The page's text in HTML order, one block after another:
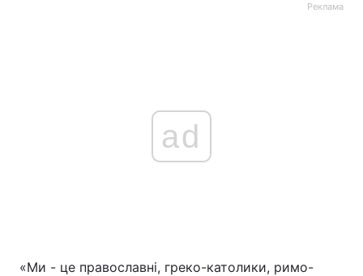
Реклама
ad
«Ми - це православні, греко-католики, римо-